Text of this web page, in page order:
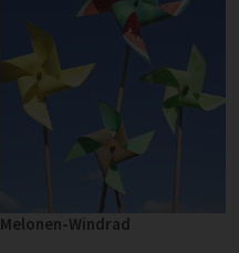
Melonen-Windrad